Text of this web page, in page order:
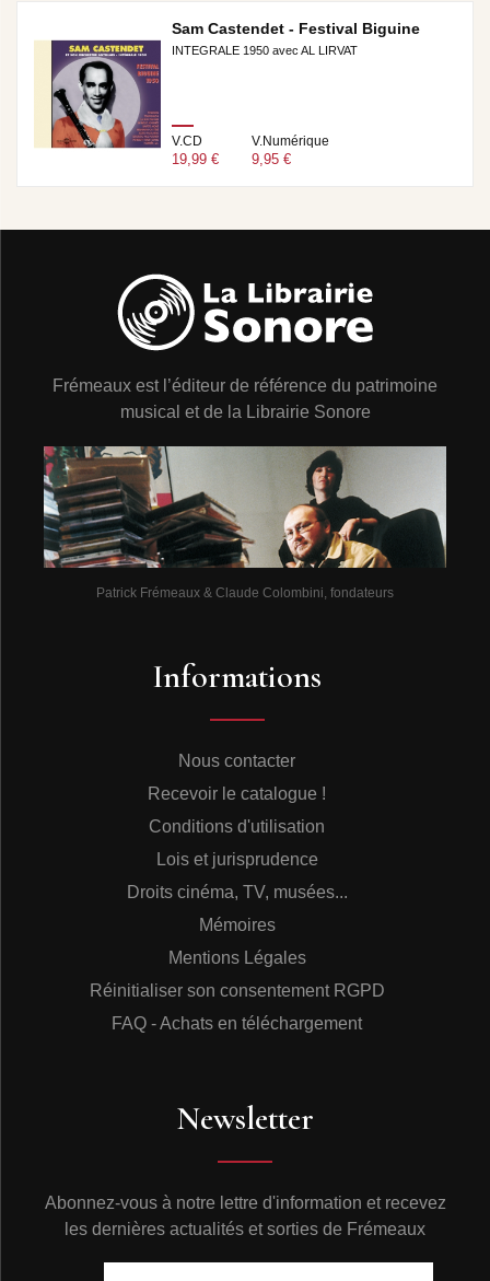
Sam Castendet - Festival Biguine
INTEGRALE 1950 avec AL LIRVAT
V.CD
19,99 €
V.Numérique
9,95 €
Frémeaux est l’éditeur de référence du patrimoine
musical et de la Librairie Sonore
Patrick Frémeaux & Claude Colombini, fondateurs
Informations
Nous contacter
Recevoir le catalogue !
Conditions d'utilisation
Lois et jurisprudence
Droits cinéma, TV, musées...
Mémoires
Mentions Légales
Réinitialiser son consentement RGPD
FAQ - Achats en téléchargement
Newsletter
Abonnez-vous à notre lettre d'information et recevez
les dernières actualités et sorties de Frémeaux